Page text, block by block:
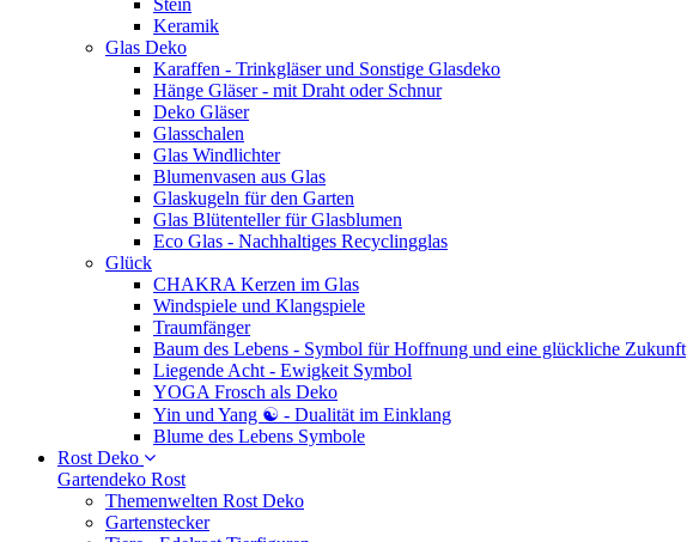
Stein
Keramik
Glas Deko
Karaffen - Trinkgläser und Sonstige Glasdeko
Hänge Gläser - mit Draht oder Schnur
Deko Gläser
Glasschalen
Glas Windlichter
Blumenvasen aus Glas
Glaskugeln für den Garten
Glas Blütenteller für Glasblumen
Eco Glas - Nachhaltiges Recyclingglas
Glück
CHAKRA Kerzen im Glas
Windspiele und Klangspiele
Traumfänger
Baum des Lebens - Symbol für Hoffnung und eine glückliche Zukunft
Liegende Acht - Ewigkeit Symbol
YOGA Frosch als Deko
Yin und Yang ☯ - Dualität im Einklang
Blume des Lebens Symbole
Rost Deko
Gartendeko Rost
Themenwelten Rost Deko
Gartenstecker